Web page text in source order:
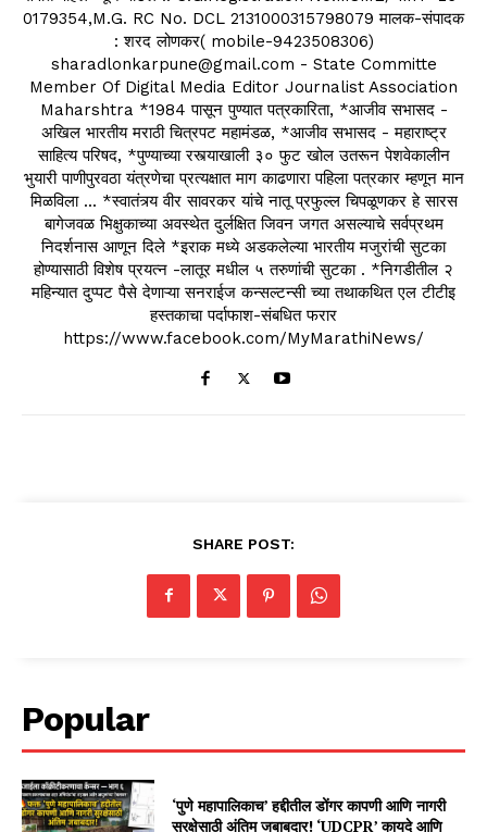
0179354,M.G. RC No. DCL 2131000315798079 मालक-संपादक
: शरद लोणकर( mobile-9423508306)
sharadlonkarpune@gmail.com - State Committe
Member Of Digital Media Editor Journalist Association
Maharshtra *1984 पासून पुण्यात पत्रकारिता, *आजीव सभासद -
अखिल भारतीय मराठी चित्रपट महामंडळ, *आजीव सभासद - महाराष्ट्र
साहित्य परिषद, *पुण्याच्या रस्त्याखाली ३० फुट खोल उतरून पेशवेकालीन
भुयारी पाणीपुरवठा यंत्रणेचा प्रत्यक्षात माग काढणारा पहिला पत्रकार म्हणून मान
मिळविला ... *स्वातंत्र्य वीर सावरकर यांचे नातू प्रफुल्ल चिपळूणकर हे सारस
बागेजवळ भिक्षुकाच्या अवस्थेत दुर्लक्षित जिवन जगत असल्याचे सर्वप्रथम
निदर्शनास आणून दिले *इराक मध्ये अडकलेल्या भारतीय मजुरांची सुटका
होण्यासाठी विशेष प्रयत्न -लातूर मधील ५ तरुणांची सुटका . *निगडीतील २
महिन्यात दुप्पट पैसे देणाऱ्या सनराईज कन्सल्टन्सी च्या तथाकथित एल टीटीइ
हस्तकाचा पर्दाफाश-संबधित फरार
https://www.facebook.com/MyMarathiNews/
SHARE POST:
Popular
‘पुणे महापालिकाच’ हद्दीतील डोंगर कापणी आणि नागरी
सुरक्षेसाठी अंतिम जबाबदार! ‘UDCPR’ कायदे आणि